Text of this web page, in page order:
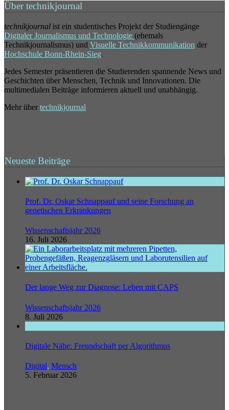
Über technikjournal
technikjournal ist ein studentisches Projekt der Studiengänge
Digitaler Journalismus und Technologie (ehemals
Technikjournalismus) und Visuelle Technikkommunikation der
Hochschule Bonn-Rhein-Sieg.
Jedes Semester präsentieren die Studierenden spannende News und
Geschichten über Menschen, Technik und Innovationen. Die
multimedialen Beiträge informieren aktuell und unabhängig.
Mehr über technikjournal
Neueste Beiträge
Prof. Dr. Oskar Schnappauf und seine Forschung an
genetischen Erkrankungen
Wissenschaftsjahr 2026
16. Juli 2026
Der lange Weg zur Diagnose: Leben mit CAPS
Wissenschaftsjahr 2026
8. Juli 2026
Digitale Nähe: Freundschaft per Algorithmus
Digital, Mensch
5. Februar 2026